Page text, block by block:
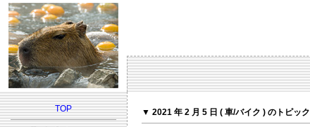
TOP ▼ 2021 年 2 月 5 日 ( 車/バイク ) のトピック